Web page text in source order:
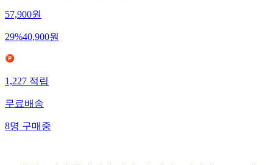
57,900원
29%40,900원
1,227적립
무료배송
8명구매중